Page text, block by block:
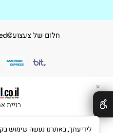
חלום של צעצוע©All Rights reserved
בניית
✕